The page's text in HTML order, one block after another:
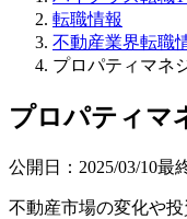
転職情報
不動産業界転職
プロパティマネ
プロパティマ
公開日： 2025/03/10最
不動産市場の変化や